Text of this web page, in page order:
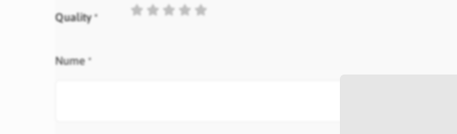
Quality
1
2
3
4
Nume